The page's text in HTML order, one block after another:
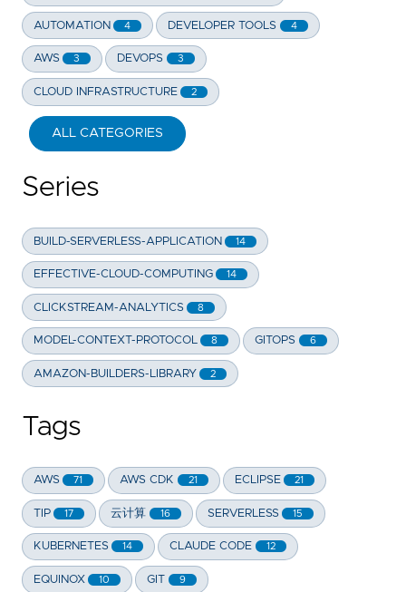
AUTOMATION 4 DEVELOPER TOOLS 4
AWS 3 DEVOPS 3
CLOUD INFRASTRUCTURE 2
ALL CATEGORIES
Series
BUILD-SERVERLESS-APPLICATION 14
EFFECTIVE-CLOUD-COMPUTING 14
CLICKSTREAM-ANALYTICS 8
MODEL-CONTEXT-PROTOCOL 8 GITOPS 6
AMAZON-BUILDERS-LIBRARY 2
Tags
AWS 71 AWS CDK 21 ECLIPSE 21
TIP 17 云计算 16 SERVERLESS 15
KUBERNETES 14 CLAUDE CODE 12
EQUINOX 10 GIT 9